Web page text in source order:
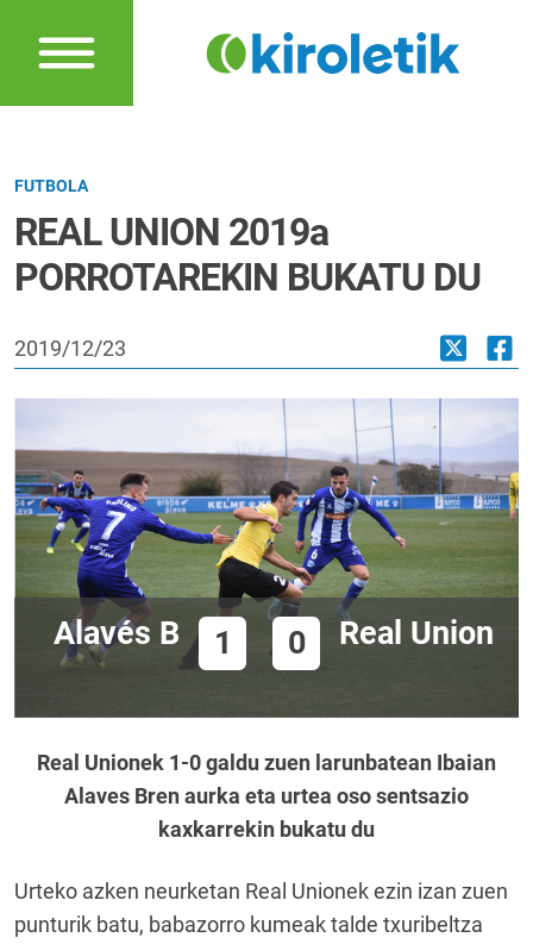
FUTBOLA
REAL UNION 2019a
PORROTAREKIN BUKATU DU
2019/12/23
Alavés B 1 0 Real Union
Real Unionek 1-0 galdu zuen larunbatean Ibaian
Alaves Bren aurka eta urtea oso sentsazio
kaxkarrekin bukatu du
Urteko azken neurketan Real Unionek ezin izan zuen
punturik batu, babazorro kumeak talde txuribeltza